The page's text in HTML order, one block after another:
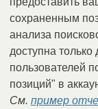
сохраненным
анализа
доступна
пользователей
позиций" в
См. пример